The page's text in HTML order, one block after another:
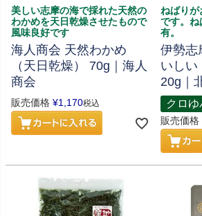
美しい志摩の海で採れた天然の
わかめを天日乾燥させたもので
風味良好です
海人商会 天然わかめ
（天日乾燥） 70g｜海人
商会
販売価格 ¥1,170税込
ねばりが
です。ね
有。
伊勢志
いしい
20g｜
クロゆ
販売価格